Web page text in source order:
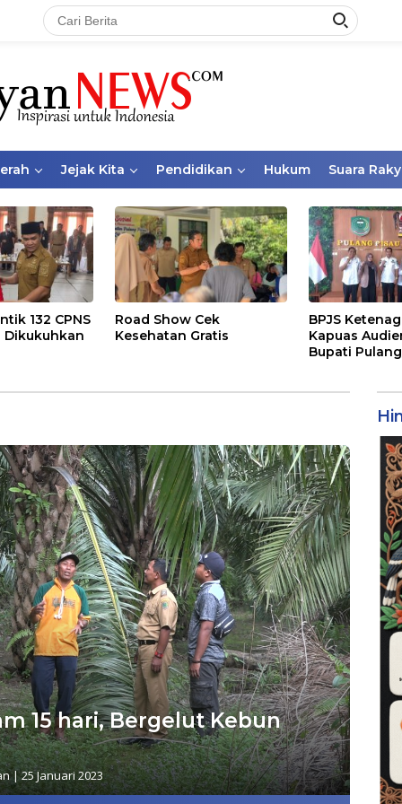
Jejak Kita Pendidikan Hukum Suara
132 CPNS
Dikukuhkan
Road Show Cek
Kesehatan Gratis
BPJS
Kapuas
Bupati
15 hari, Bergelut Kebun
|25 Januari 2023